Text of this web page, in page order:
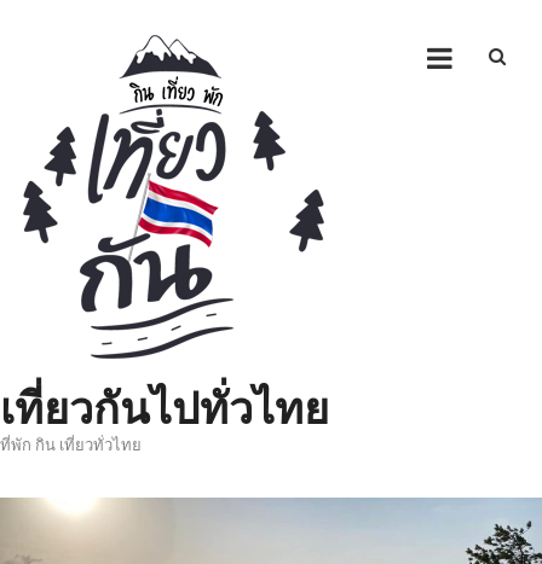
เที่ยวกันไปทั่วไทย
ที่พัก กิน เที่ยวทั่วไทย